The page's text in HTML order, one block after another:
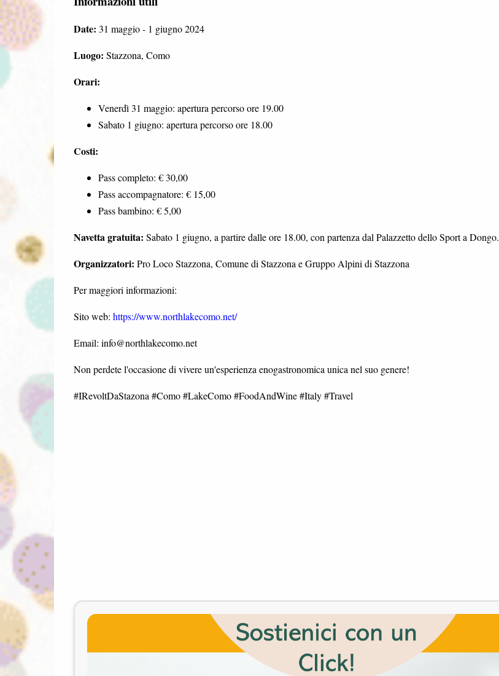
Date: 31 maggio - 1 giugno 2024
Luogo: Stazzona, Como
Orari:
Venerdì 31 maggio: apertura percorso ore 19.00
Sabato 1 giugno: apertura percorso ore 18.00
Costi:
Pass completo: € 30,00
Pass accompagnatore: € 15,00
Pass bambino: € 5,00
Navetta gratuita: Sabato 1 giugno, a partire dalle ore 18.00, con partenza dal Palazzetto dello Sport a Dongo.
Organizzatori: Pro Loco Stazzona, Comune di Stazzona e Gruppo Alpini di Stazzona
Per maggiori informazioni:
Sito web: https://www.northlakecomo.net/
Email: info@northlakecomo.net
Non perdete l'occasione di vivere un'esperienza enogastronomica unica nel suo genere!
#IRevoltDaStazona #Como #LakeComo #FoodAndWine #Italy #Travel